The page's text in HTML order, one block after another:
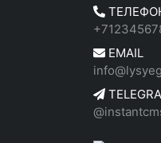
EMAIL